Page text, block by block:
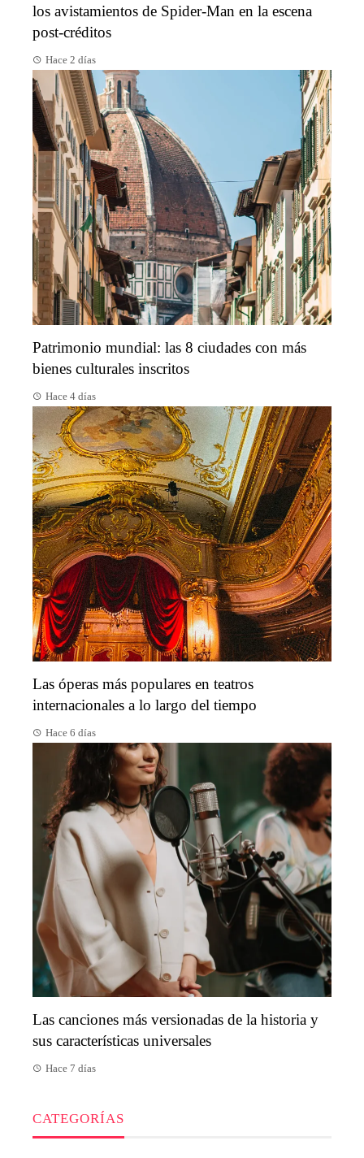
los avistamientos de Spider-Man en la escena
post-créditos
Hace 2 días
Patrimonio mundial: las 8 ciudades con más
bienes culturales inscritos
Hace 4 días
Las óperas más populares en teatros
internacionales a lo largo del tiempo
Hace 6 días
Las canciones más versionadas de la historia y
sus características universales
Hace 7 días
CATEGORÍAS